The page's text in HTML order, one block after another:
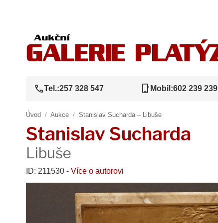
callTel.:257 328 547 phone_iphone Mobil:602 239 239
Úvod / Aukce / Stanislav Sucharda – Libuše
Stanislav Sucharda
Libuše
ID: 211530 - Více o autorovi